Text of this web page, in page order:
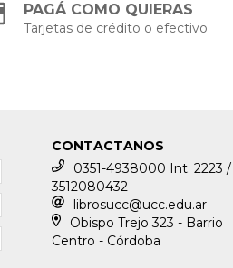
PAGÁ COMO QUIERAS
Tarjetas de crédito o efectivo
CONTACTANOS
0351-4938000 Int. 2223 /
3512080432
librosucc@ucc.edu.ar
Obispo Trejo 323 - Barrio
Centro - Córdoba